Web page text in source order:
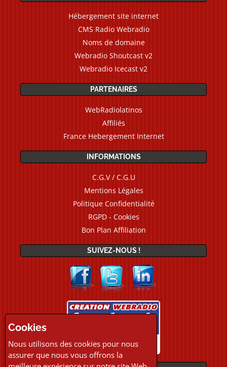
Hébergement site internet
CMS Radio Webradio
Noms de domaine
Webradio Shoutcast v2
Webradio Icecast v2
PARTENAIRES
WebRadiolatinos
Affiliés
France Hebergement Internet
INFORMATIONS
C.G.V / C.G.U
Mentions Légales
Politique Confidentialité
RGPD - Cookies
Bon Plan Affiliation
SUIVEZ-NOUS !
Cookies
Nous utilisons des cookies pour nous
assurer que nous vous offrons la